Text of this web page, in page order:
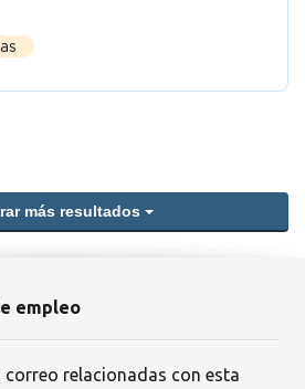
más resultados
empleo
correo relacionadas con esta